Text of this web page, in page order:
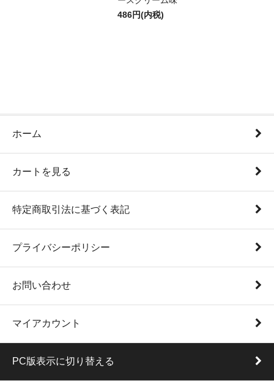
486円(内税)
ホーム
カートを見る
特定商取引法に基づく表記
プライバシーポリシー
お問い合わせ
マイアカウント
PC版表示に切り替える